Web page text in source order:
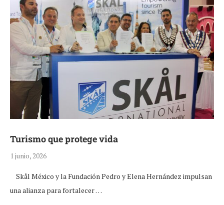
Turismo que protege vida
1 junio, 2026
Skål México y la Fundación Pedro y Elena Hernández impulsan
una alianza para fortalecer …